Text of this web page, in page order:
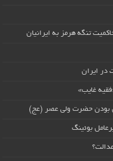
تنگه هرمز به ایرانیان
در ایران
غایب»
زن بودن حضرت ولی عصر (عج)
بوئینگ